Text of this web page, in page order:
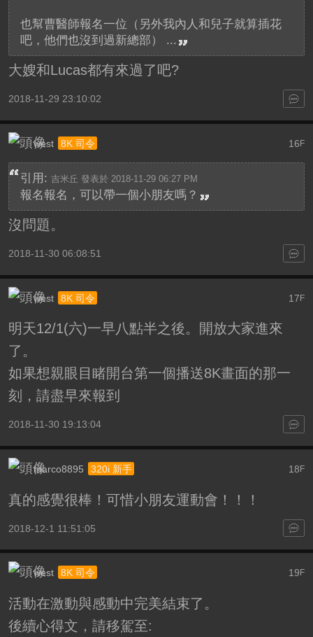
也幫曹醫師報名一位（另外我內人和兒子就算插花
吧，他們也沒到過新總部） ...
大嫂和Lucas都有來過了吧?
2018-11-29 23:10:02
16F
west 8K 司令
引用: 吉米丘 發表於 2018-11-29 06:27 PM
報名報名，可以帶一個小朋友嗎？
沒問題。
2018-11-30 06:08:51
17F
west 8K 司令
明天12/1(六)一早八點半之後。開放大家進來
了。
如果想親眼目睹開台第一個播送8K畫面的那一
刻，請盡早來報到
2018-11-30 19:13:04
18 F
marco8895 320i 新手
真的感覺很棒！可惜小朋友運動會！！！
2018-12-1 11:51:05
19 F
west 8K 司令
活動在激動與感動中完美結束了。
後續心得文，請移駕至: